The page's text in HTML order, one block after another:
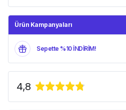
Ürün Kampanyaları
Sepette %10 İNDİRİM!
4,8